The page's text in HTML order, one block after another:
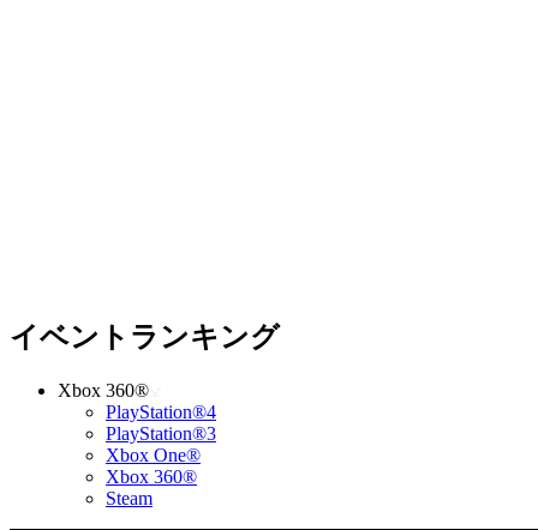
イベントランキング
Xbox 360®
PlayStation®4
PlayStation®3
Xbox One®
Xbox 360®
Steam